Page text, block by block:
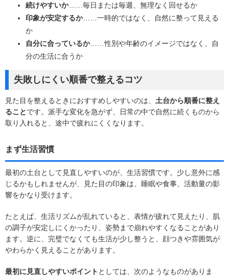
続けやすいか……毎日または毎週、無理なく回せるか
印象が安定するか……一時的ではなく、自然に整って見える
か
自分に合っているか……性別や年齢のイメージではなく、自
分の生活に合うか
失敗しにくい順番で整えるコツ
見た目を整えるときにおすすめしやすいのは、 土台から順番に整え
ることです。派手な変化を急がず、日常の中で自然に続くものから
取り入れると、途中で疲れにくくなります。
まず生活習慣
最初の土台として見直しやすいのが、生活習慣です。少し意外に感
じるかもしれませんが、見た目の印象は、睡眠や食事、活動量の影
響をかなり受けます。
たとえば、生活リズムが乱れていると、表情が疲れて見えたり、肌
の調子が安定しにくかったり、姿勢まで崩れやすくなることがあり
ます。逆に、完璧でなくても生活が少し整うと、顔つきや雰囲気が
やわらかく見えることがあります。
最初に見直しやすいポイント としては、次のようなものがありま